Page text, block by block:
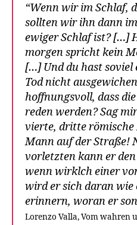
“Wenn wir im Schlaf,
sollten wir ihn dann
ewiger Schlaf ist? […]
morgen spricht kein
[…] Und du hast soviel
Tod nicht
hoffnungsvoll, dass
reden werden? Sag
vierte, dritte römische
Mann auf der Straße!
vorletzten kann er
wenn wirklch einer
wird er sich daran
erinnern, woran er
Lorenzo Valla, Vom wahren